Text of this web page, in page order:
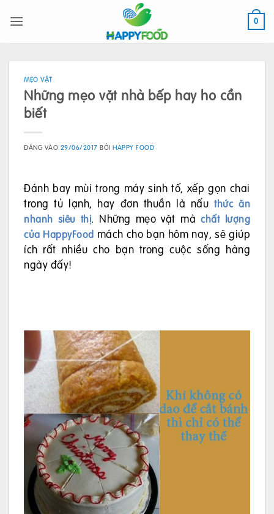
qua
0
MẸO VẶT
Những mẹo vặt nhà bếp hay ho cần
biết
ĐĂNG VÀO 29/06/2017 BỞIHAPPY FOOD
Đánh bay mùi trong máy sinh tố, xếp gọn chai
trong tủ lạnh, hay đơn thuần là nấuthức ăn
nhanh siêu thị. Những mẹo vặt màchất lượng
của HappyFood mách cho bạn hôm nay, sẽ giúp
ích rất nhiều cho bạn trong cuộc sống hàng
ngày đấy!